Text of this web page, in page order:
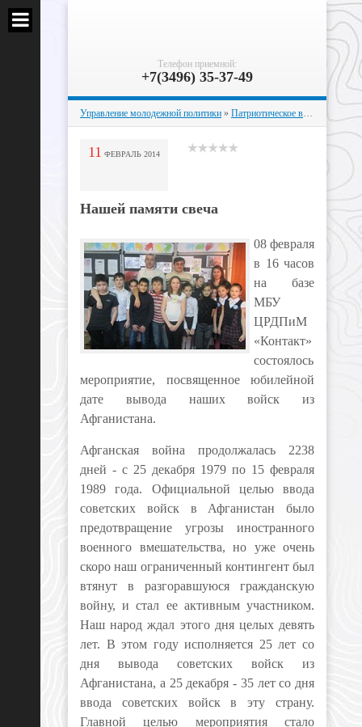
Телефон приемной:
+7(3496) 35-37-49
Управление молодежной политики » Патриотическое воспитание
11 ФЕВРАЛЬ 2014
Нашей памяти свеча
08 февраля
в 16 часов
на базе
МБУ
ЦРДПиМ
«Контакт»
состоялось
мероприятие, посвященное юбилейной
дате вывода наших войск из
Афганистана.
Афганская война продолжалась 2238
дней - с 25 декабря 1979 по 15 февраля
1989 года. Официальной целью ввода
советских войск в Афганистан было
предотвращение угрозы иностранного
военного вмешательства, но уже очень
скоро наш ограниченный контингент был
втянут в разгоравшуюся гражданскую
войну, и стал ее активным участником.
Наш народ ждал этого дня целых девять
лет. В этом году исполняется 25 лет со
дня вывода советских войск из
Афганистана, а 25 декабря - 35 лет со дня
ввода советских войск в эту страну.
Главной целью мероприятия стало